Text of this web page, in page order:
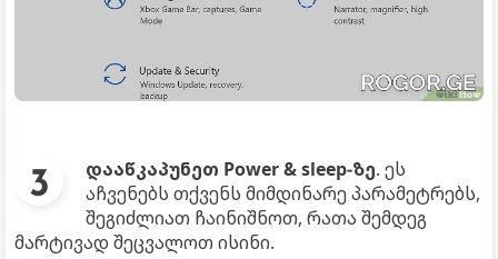
დააწკაპუნეთ Power & sleep-ზე. ეს
აჩვენებს თქვენს მიმდინარე პარამეტრებს,
შეგიძლიათ ჩაინიშნოთ, რათა შემდეგ
მარტივად შეცვალოთ ისინი.